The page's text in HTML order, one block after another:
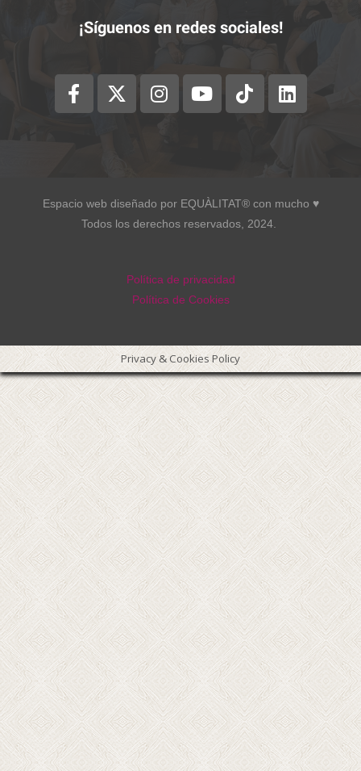
¡Síguenos en redes sociales!
Espacio web diseñado por EQUÀLITAT® con mucho ♥︎
Todos los derechos reservados, 2024.
Política de privacidad
Política de Cookies
Privacy & Cookies Policy